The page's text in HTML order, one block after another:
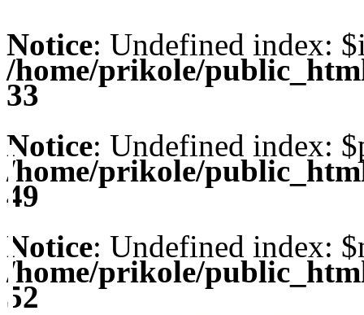
Notice: Undefined index:
/home/prikole/
33
Notice: Undefined index:
/home/prikole/
49
Notice: Undefined index:
/home/prikole/
52